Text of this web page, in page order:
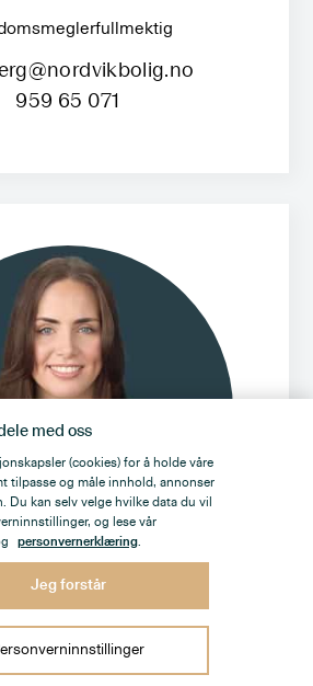
959 65 071
Lilly Horgen
Eiendomsmegler
med oss
(cookies) for å holde våre
tilpasse og måle innhold, annonser
Du kan selv velge hvilke data du vil
og lese vår
personvernerklæring.
Jeg forstår